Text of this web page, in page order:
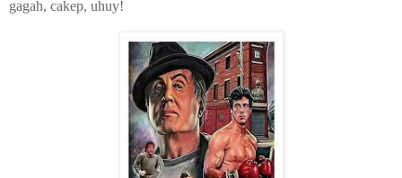
gagah, cakep, uhuy!